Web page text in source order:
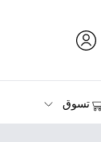
تسوق